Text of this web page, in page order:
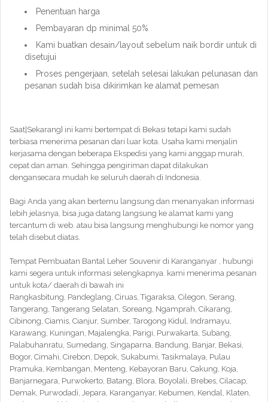
Penentuan harga
Pembayaran dp minimal 50%
Kami buatkan desain/layout sebelum naik bordir untuk di
disetujui
Proses pengerjaan, setelah selesai lakukan pelunasan dan
pesanan sudah bisa dikirimkan ke alamat pemesan
Saat|Sekarang} ini kami bertempat di Bekasi tetapi kami sudah
terbiasa menerima pesanan dari luar kota. Usaha kami menjalin
kerjasama dengan beberapa Ekspedisi yang kami anggap murah,
cepat dan aman. Sehingga pengiriman dapat dilakukan
dengansecara mudah ke seluruh daerah di Indonesia.
Bagi Anda yang akan bertemu langsung dan menanyakan informasi
lebih jelasnya, bisa juga datang langsung ke alamat kami yang
tercantum di web. atau bisa langsung menghubungi ke nomor yang
telah disebut diatas.
Tempat Pembuatan Bantal Leher Souvenir di Karanganyar , hubungi
kami segera untuk informasi selengkapnya. kami menerima pesanan
untuk kota/ daerah di bawah ini
Rangkasbitung, Pandeglang, Ciruas, Tigaraksa, Cilegon, Serang,
Tangerang, Tangerang Selatan, Soreang, Ngamprah, Cikarang,
Cibinong, Ciamis, Cianjur, Sumber, Tarogong Kidul, Indramayu,
Karawang, Kuningan, Majalengka, Parigi, Purwakarta, Subang,
Palabuhanratu, Sumedang, Singaparna, Bandung, Banjar, Bekasi,
Bogor, Cimahi, Cirebon, Depok, Sukabumi, Tasikmalaya, Pulau
Pramuka, Kembangan, Menteng, Kebayoran Baru, Cakung, Koja,
Banjarnegara, Purwokerto, Batang, Blora, Boyolali, Brebes, Cilacap,
Demak, Purwodadi, Jepara, Karanganyar, Kebumen, Kendal, Klaten,